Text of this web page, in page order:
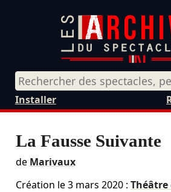
Installer
La Fausse Suivante
de Marivaux
Création le3 mars 2020: Théâtre